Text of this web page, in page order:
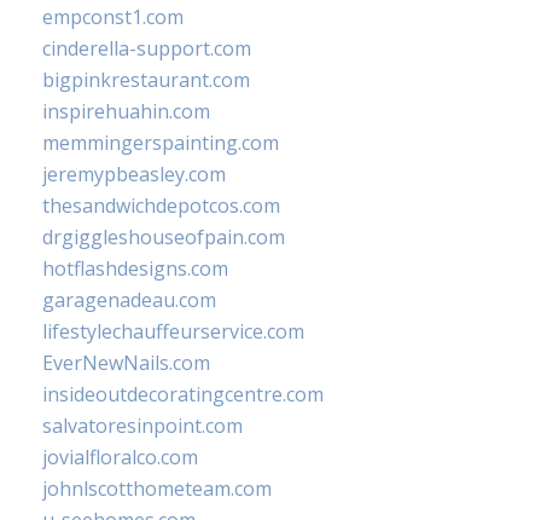
empconst1.com
cinderella-support.com
bigpinkrestaurant.com
inspirehuahin.com
memmingerspainting.com
jeremypbeasley.com
thesandwichdepotcos.com
drgiggleshouseofpain.com
hotflashdesigns.com
garagenadeau.com
lifestylechauffeurservice.com
EverNewNails.com
insideoutdecoratingcentre.com
salvatoresinpoint.com
jovialfloralco.com
johnlscotthometeam.com